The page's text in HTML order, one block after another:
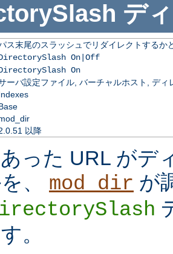
デ
ス末尾のスラッシュでリダイレクトするか
On|Off
On
ーバ設定ファイル, バーチャルホスト, ディ
以降
った URL がデ
、 mod_dir が
。